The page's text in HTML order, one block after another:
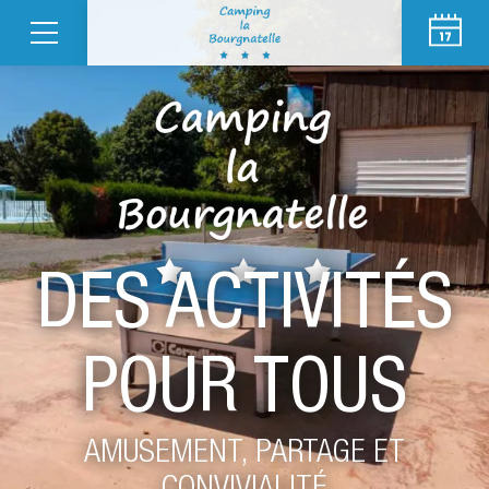
DES ACTIVITÉS
POUR TOUS
AMUSEMENT, PARTAGE ET